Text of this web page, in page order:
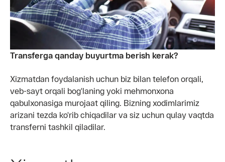
Transferga qanday buyurtma berish kerak?
Xizmatdan foydalanish uchun biz bilan telefon orqali,
veb-sayt orqali bog'laning yoki mehmonxona
qabulxonasiga murojaat qiling. Bizning xodimlarimiz
arizani tezda ko'rib chiqadilar va siz uchun qulay vaqtda
transferni tashkil qiladilar.